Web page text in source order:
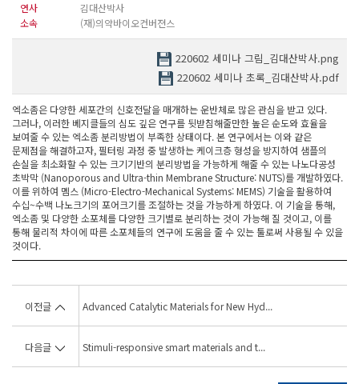
연사
김대산박사
소속
(재)의약바이오컨버젼스
220602 세미나 그림_김대산박사.png
220602 세미나 초록_김대산박사.pdf
엑소좀은 다양한 세포간의 신호전달을 매개하는 운반체로 많은 관심을 받고 있다.
그러나, 이러한 베지클들의 심도 깊은 연구를 뒷받침해줄만한 높은 순도와 효율을
보여줄 수 있는 엑소좀 분리방법이 부족한 상태이다. 본 연구에서는 이와 같은
문제점을 해결하고자, 필터링 과정 중 발생하는 케이크층 형성을 방지하여 샘플의
손실을 최소화할 수 있는 크기기반의 분리방법을 가능하게 해줄 수 있는 나노다공성
초박막 (Nanoporous and Ultra-thin Membrane Structure: NUTS)를 개발하였다.
이를 위하여 멤스 (Micro-Electro-Mechanical Systems: MEMS) 기술을 활용하여
수십~수백 나노크기의 포어크기를 조절하는 것을 가능하게 하였다. 이 기술을 통해,
엑소좀 및 다양한 소포체를 다양한 크기별로 분리하는 것이 가능해 질 것이고, 이를
통해 물리적 차이에 따른 소포체들의 연구에 도움을 줄 수 있는 툴로써 사용될 수 있을
것이다.
이전글 Advanced Catalytic Materials for New Hyd...
다음글 Stimuli-responsive smart materials and t...